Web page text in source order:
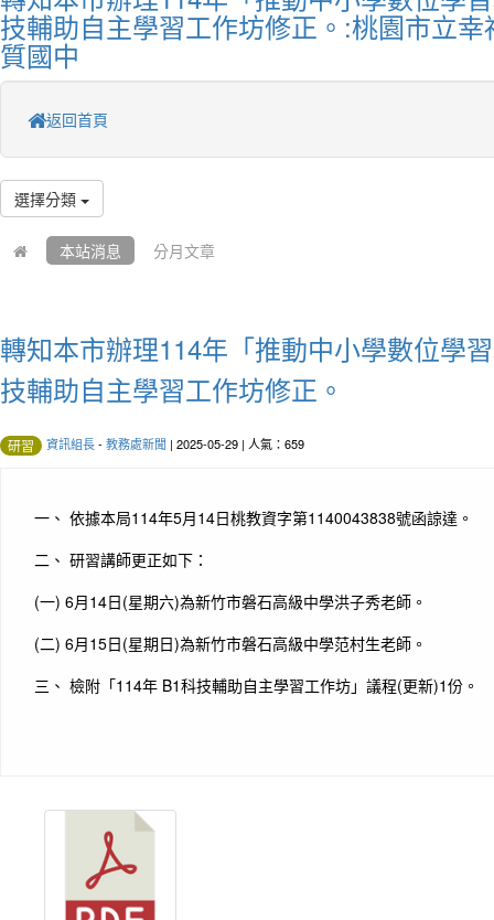
技輔助自主學習工作坊修正。:桃園市立
質國中
返回首頁
選擇分類
本站消息 分月文章
轉知本市辦理114年「推動中小學數位學
技輔助自主學習工作坊修正。
研習 資訊組長- 教務處新聞 | 2025-05-29 | 人氣：659
一、 依據本局114年5月14日桃教資字第1140043838號函諒達。
二、 研習講師更正如下：
(一) 6月14日(星期六)為新竹市磐石高級中學洪子秀老師。
(二) 6月15日(星期日)為新竹市磐石高級中學范村生老師。
三、 檢附「114年 B1科技輔助自主學習工作坊」議程(更新)1份。